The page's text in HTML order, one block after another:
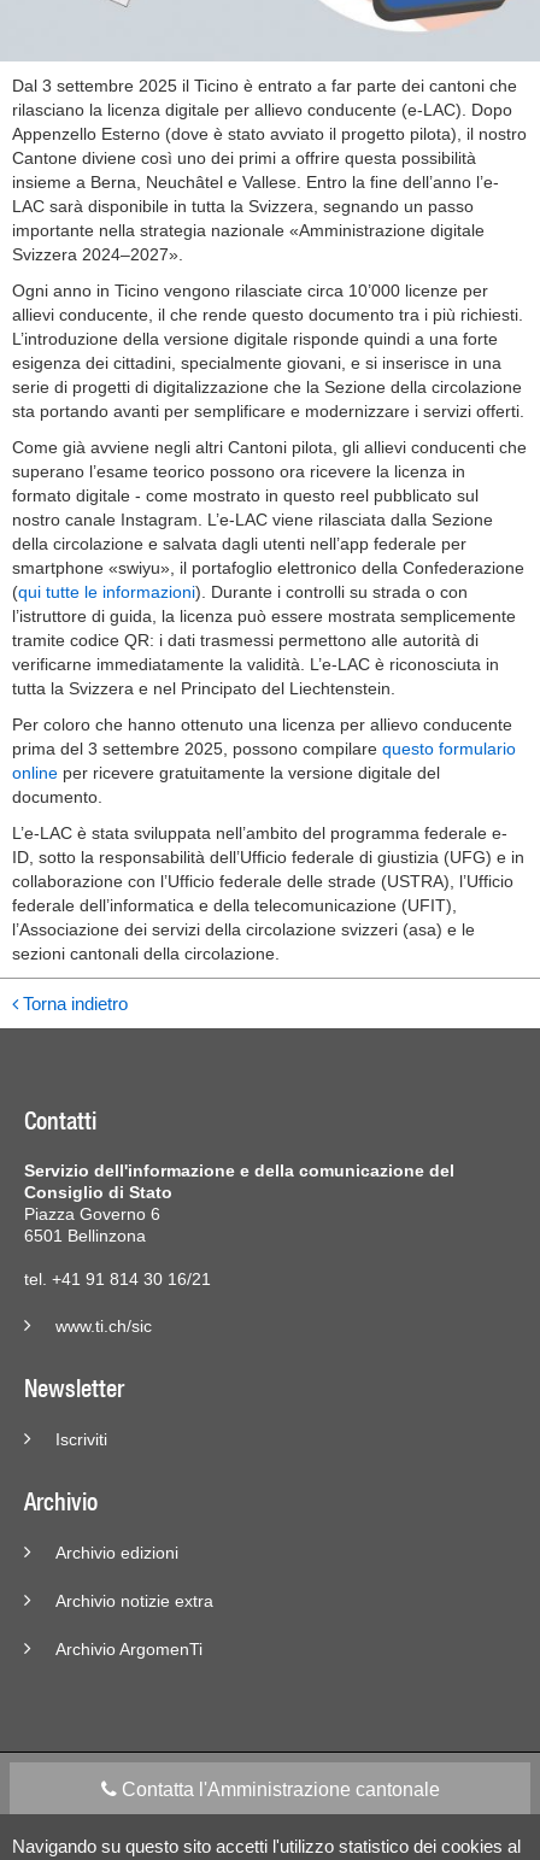
Navigando su questo sito accetti l'utilizzo statistico dei cookies al
Dal 3 settembre 2025 il Ticino è entrato a far parte dei cantoni che
rilasciano la licenza digitale per allievo conducente (e-LAC). Dopo
Appenzello Esterno (dove è stato avviato il progetto pilota), il nostro
Cantone diviene così uno dei primi a offrire questa possibilità
insieme a Berna, Neuchâtel e Vallese. Entro la fine dell’anno l’e-
LAC sarà disponibile in tutta la Svizzera, segnando un passo
importante nella strategia nazionale «Amministrazione digitale
Svizzera 2024–2027».
Ogni anno in Ticino vengono rilasciate circa 10’000 licenze per
allievi conducente, il che rende questo documento tra i più richiesti.
L’introduzione della versione digitale risponde quindi a una forte
esigenza dei cittadini, specialmente giovani, e si inserisce in una
serie di progetti di digitalizzazione che la Sezione della circolazione
sta portando avanti per semplificare e modernizzare i servizi offerti.
Come già avviene negli altri Cantoni pilota, gli allievi conducenti che
superano l’esame teorico possono ora ricevere la licenza in
formato digitale - come mostrato in questo reel pubblicato sul
nostro canale Instagram. L’e-LAC viene rilasciata dalla Sezione
della circolazione e salvata dagli utenti nell’app federale per
smartphone «swiyu», il portafoglio elettronico della Confederazione
(qui tutte le informazioni). Durante i controlli su strada o con
l’istruttore di guida, la licenza può essere mostrata semplicemente
tramite codice QR: i dati trasmessi permettono alle autorità di
verificarne immediatamente la validità. L’e-LAC è riconosciuta in
tutta la Svizzera e nel Principato del Liechtenstein.
Per coloro che hanno ottenuto una licenza per allievo conducente
prima del 3 settembre 2025, possono compilare questo formulario
online per ricevere gratuitamente la versione digitale del
documento.
L’e-LAC è stata sviluppata nell’ambito del programma federale e-
ID, sotto la responsabilità dell’Ufficio federale di giustizia (UFG) e in
collaborazione con l’Ufficio federale delle strade (USTRA), l’Ufficio
federale dell’informatica e della telecomunicazione (UFIT),
l’Associazione dei servizi della circolazione svizzeri (asa) e le
sezioni cantonali della circolazione.
Torna indietro
Contatti
Servizio dell'informazione e della comunicazione del
Consiglio di Stato
Piazza Governo 6
6501 Bellinzona
tel. +41 91 814 30 16/21
www.ti.ch/sic
Newsletter
Iscriviti
Archivio
Archivio edizioni
Archivio notizie extra
Archivio ArgomenTi
Contatta l'Amministrazione cantonale
Apps Mobile Social media